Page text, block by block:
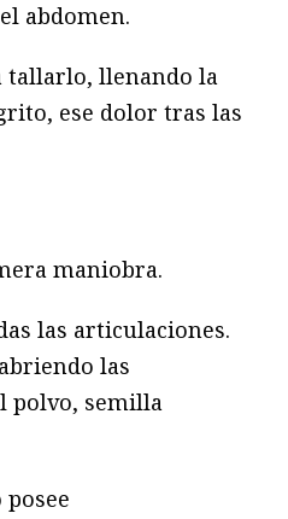
abdomen.
tallarlo, llenando la
ese dolor tras las
maniobra.
las articulaciones.
las
polvo, semilla